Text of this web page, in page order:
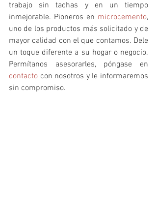
trabajo sin tachas y en un tiempo
inmejorable. Pioneros en microcemento,
uno de los productos más solicitado y de
mayor calidad con el que contamos. Dele
un toque diferente a su hogar o negocio.
contacto con nosotros y le informaremos
sin compromiso.